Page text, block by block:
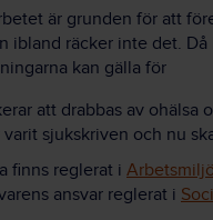
är grunden för att
ibland räcker inte det.
kan gälla för
att drabbas av ohälsa
sjukskriven och nu
finns reglerat i
ansvar reglerat i